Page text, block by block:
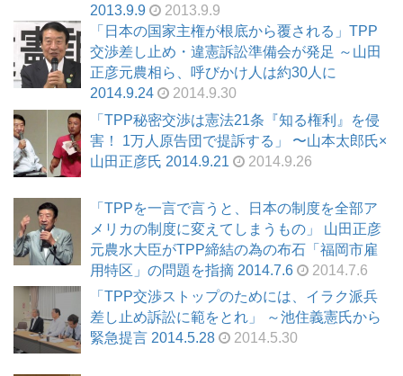
2013.9.9
2013.9.9
「日本の国家主権が根底から覆される」TPP
交渉差し止め・違憲訴訟準備会が発足 ～山田
正彦元農相ら、呼びかけ人は約30人に
2014.9.24
2014.9.30
「TPP秘密交渉は憲法21条『知る権利』を侵
害！ 1万人原告団で提訴する」 〜山本太郎氏×
山田正彦氏 2014.9.21
2014.9.26
「TPPを一言で言うと、日本の制度を全部ア
メリカの制度に変えてしまうもの」 山田正彦
元農水大臣がTPP締結の為の布石「福岡市雇
用特区」の問題を指摘 2014.7.6
2014.7.6
「TPP交渉ストップのためには、イラク派兵
差し止め訴訟に範をとれ」 ～池住義憲氏から
緊急提言 2014.5.28
2014.5.30